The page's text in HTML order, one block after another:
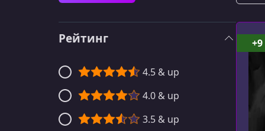
Рейтинг
4.5 & up
4.0 & up
3.5 & up
+9